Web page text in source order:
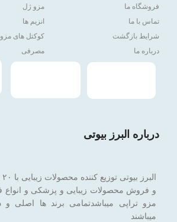
فروشگاه ما
تماس با ما
شرایط بازگشت
درباره ما
مزو ژل
انزیم ها
کوکتل های
مصرفی
درباره البرز بیوتی
و فروش محصولات زیبایی و پزشکی و انواع
میباشند